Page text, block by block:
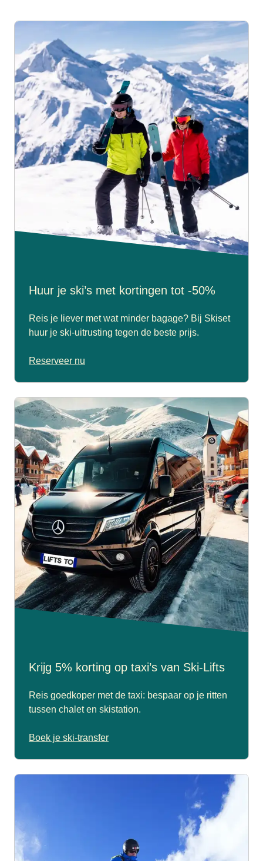
Huur je ski’s met kortingen tot -50%
Reis je liever met wat minder bagage? Bij Skiset
huur je ski-uitrusting tegen de beste prijs.
Reserveer nu
Krijg 5% korting op taxi’s van Ski-Lifts
Reis goedkoper met de taxi: bespaar op je ritten
tussen chalet en skistation.
Boek je ski-transfer